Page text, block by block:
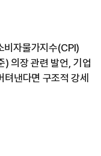
비자물가지수(CPI)
) 의장 관련 발언, 기업
낸다면 구조적 강세